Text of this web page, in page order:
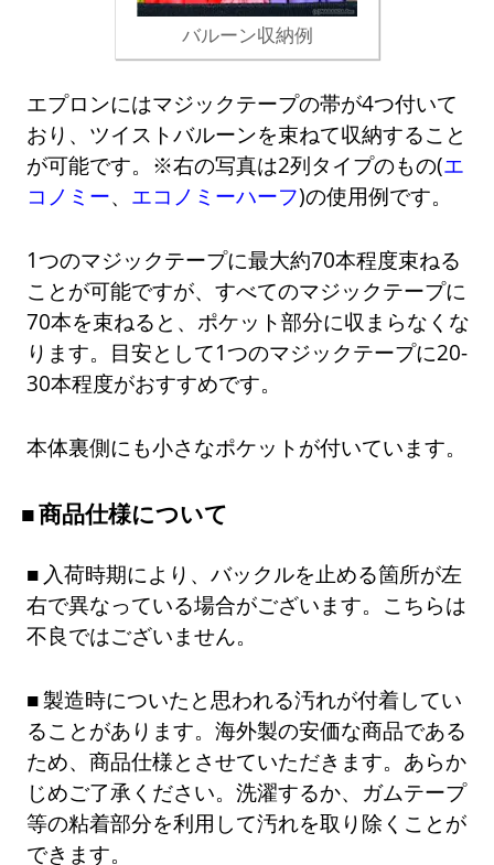
バルーン収納例
エプロンにはマジックテープの帯が4つ付いて
おり、ツイストバルーンを束ねて収納すること
が可能です。※右の写真は2列タイプのもの(エ
コノミー、 エコノミーハーフ)の使用例です。
1つのマジックテープに最大約70本程度束ねる
ことが可能ですが、すべてのマジックテープに
70本を束ねると、ポケット部分に収まらなくな
ります。目安として1つのマジックテープに20-
30本程度がおすすめです。
本体裏側にも小さなポケットが付いています。
商品仕様について
入荷時期により、バックルを止める箇所が左
右で異なっている場合がございます。こちらは
不良ではございません。
製造時についたと思われる汚れが付着してい
ることがあります。海外製の安価な商品である
ため、商品仕様とさせていただきます。あらか
じめご了承ください。洗濯するか、ガムテープ
等の粘着部分を利用して汚れを取り除くことが
できます。